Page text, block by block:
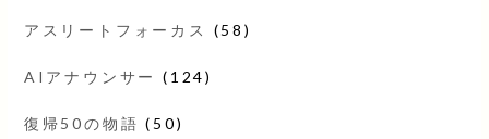
アスリートフォーカス (58)
AIアナウンサー (124)
復帰50の物語 (50)